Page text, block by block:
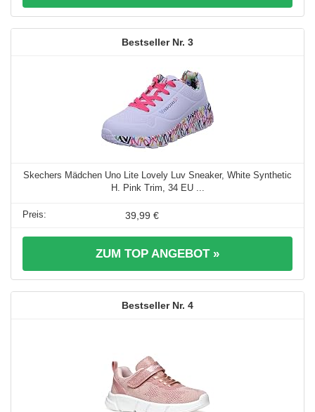
3
Skechers Mädchen Uno Lite Lovely Luv Sneaker, White Synthetic
H. Pink Trim, 34 EU ...
39,99 €
ZUM TOP ANGEBOT »
4